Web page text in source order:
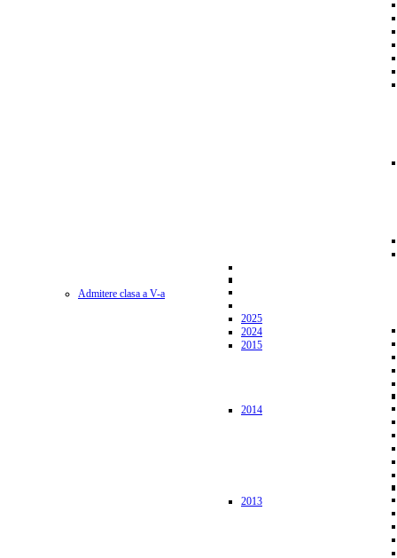
Admitere clasa a V-a
2025
2024
2015
2014
2013